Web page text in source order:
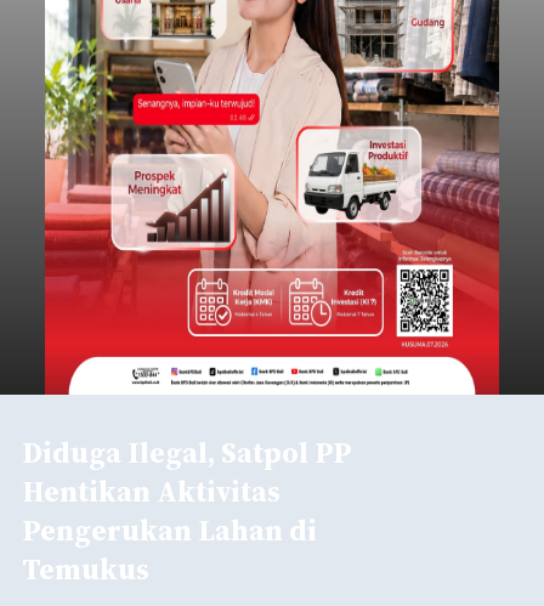
Diduga Ilegal, Satpol PP
Hentikan Aktivitas
Pengerukan Lahan di
Temukus